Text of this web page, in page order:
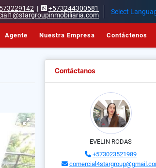
|
+573244300581
Select
Agente Nuestra Empresa Contáctenos
Contáctanos
EVELIN RODAS
+573023521989